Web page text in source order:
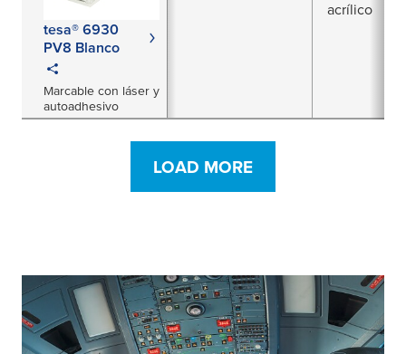
tesa® 6930
PV8 Blanco
Marcable con láser y
autoadhesivo
acrílico
LOAD MORE